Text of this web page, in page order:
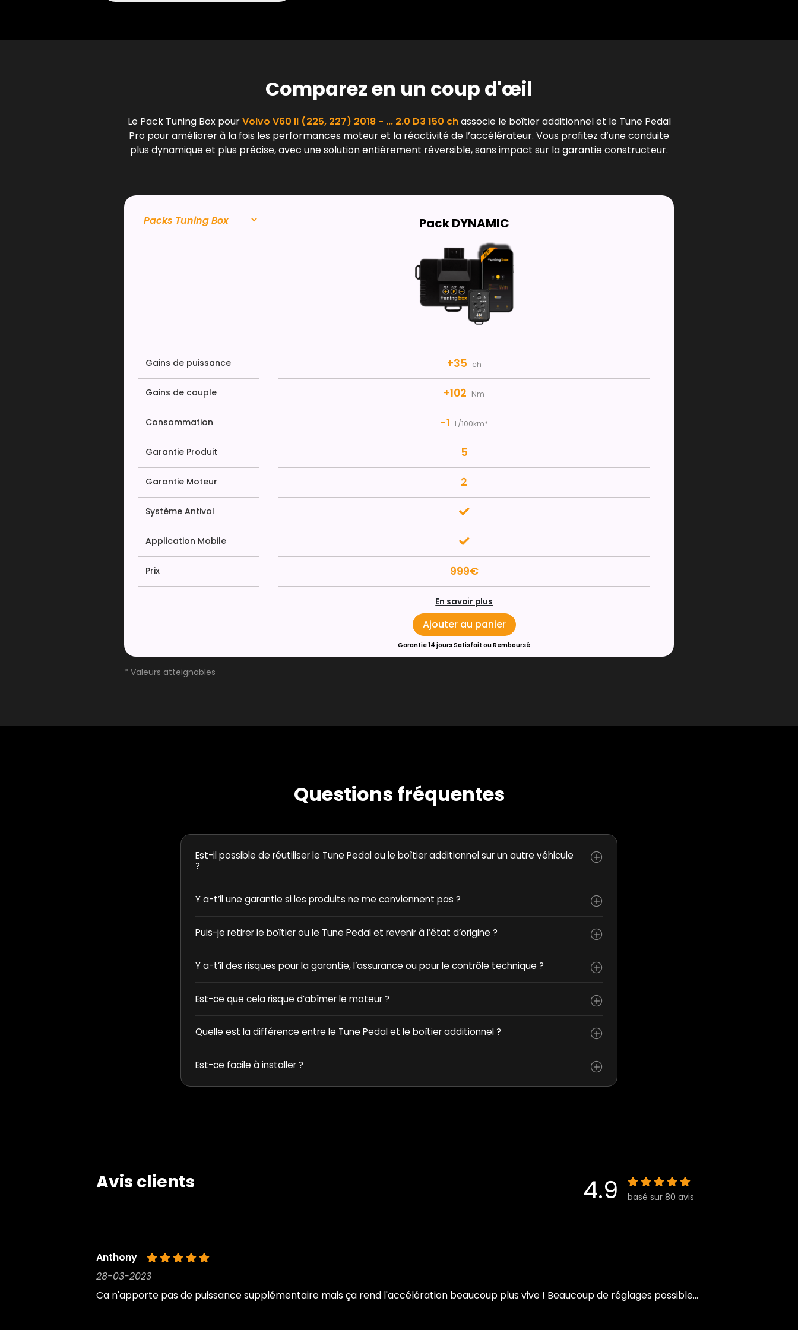
Comparez en un coup d'œil
Le Pack Tuning Box pourVolvo V60 II (225, 227) 2018 - ... 2.0 D3 150 chassocie le boîtier additionnel et le Tune Pedal
Pro pour améliorer à la fois les performances moteur et la réactivité de l’accélérateur. Vous profitez d’une conduite
plus dynamique et plus précise, avec une solution entièrement réversible, sans impact sur la garantie constructeur.
Pack DYNAMIC
Gains de puissance +35 ch
Gains de couple +102 Nm
Consommation -1 L/100km*
Garantie Produit 5
Garantie Moteur 2
Système Antivol
Application Mobile
Prix 999€
En savoir plus
Ajouter au panier
Garantie 14 jours Satisfait ou Remboursé
* Valeurs atteignables
Questions fréquentes
Est-il possible de réutiliser le Tune Pedal ou le boîtier additionnel sur un autre véhicule
?
Y a-t’il une garantie si les produits ne me conviennent pas ?
Puis-je retirer le boîtier ou le Tune Pedal et revenir à l’état d’origine ?
Y a-t’il des risques pour la garantie, l’assurance ou pour le contrôle technique ?
Est-ce que cela risque d’abîmer le moteur ?
Quelle est la différence entre le Tune Pedal et le boîtier additionnel ?
Est-ce facile à installer ?
Avis clients 4.9 basé sur 80 avis
Anthony
28-03-2023
Ca n'apporte pas de puissance supplémentaire mais ça rend l'accélération beaucoup plus vive ! Beaucoup de réglages possible...